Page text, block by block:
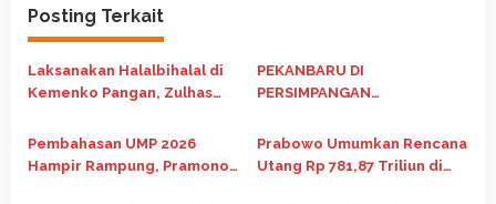
g
a
s
p
o
Posting Terkait
Laksanakan Halalbihalal di
Kemenko Pangan, Zulhas
Jaga Ketahanan Pangan
PEKANBARU DI
PERSIMPANGAN
Kelola Perkotaan,
Ketimpangan Sosial, dan
Pembahasan UMP 2026
Hampir Rampung, Pramono
Prabowo Umumkan Rencana
Utang Rp 781,87 Triliun di